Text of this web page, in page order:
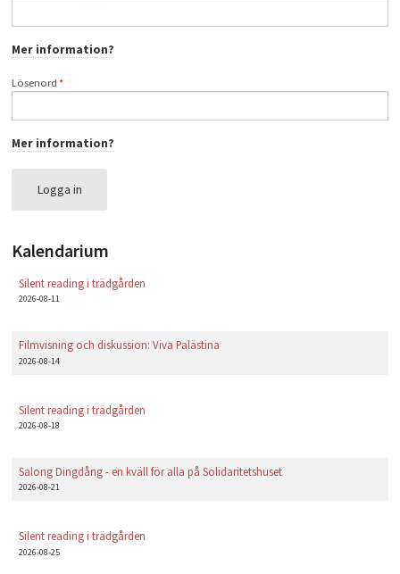
FÖRENINGAR
PLAY
Mer information?
Lösenord*
Mer information?
Logga in
Kalendarium
Silent reading i trädgården
2026-08-11
Filmvisning och diskussion: Viva Palästina
2026-08-14
Silent reading i trädgården
2026-08-18
Salong Dingdång - en kväll för alla på Solidaritetshuset
2026-08-21
Silent reading i trädgården
2026-08-25